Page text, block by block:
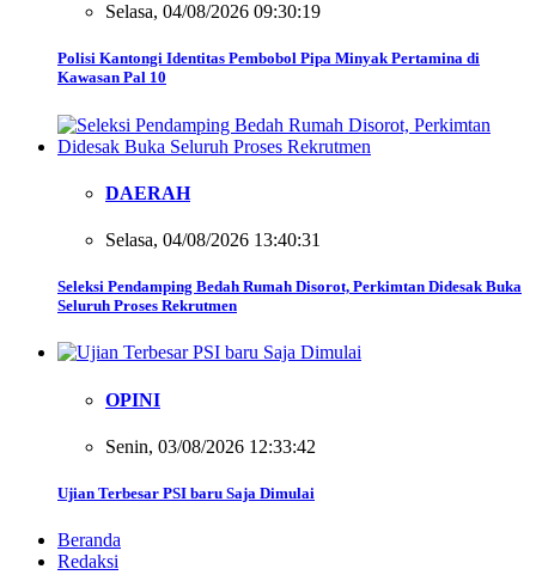
Selasa, 04/08/2026 09:30:19
Polisi Kantongi Identitas Pembobol Pipa Minyak Pertamina di
Kawasan Pal 10
DAERAH
Selasa, 04/08/2026 13:40:31
Seleksi Pendamping Bedah Rumah Disorot, Perkimtan Didesak Buka
Seluruh Proses Rekrutmen
OPINI
Senin, 03/08/2026 12:33:42
Ujian Terbesar PSI baru Saja Dimulai
Beranda
Redaksi